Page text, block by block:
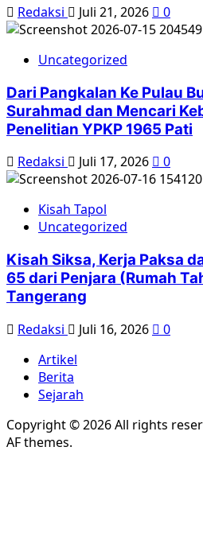
Redaksi Juli 21, 2026 0
Uncategorized
Dari Pangkalan Ke Pulau
Surahmad dan Mencari
Penelitian YPKP 1965 Pati
Redaksi Juli 17, 2026 0
Kisah Tapol
Uncategorized
Kisah Siksa, Kerja Paksa
65 dari Penjara (Rumah
Tangerang
Redaksi Juli 16, 2026
0
Artikel
Berita
Sejarah
Copyright © 2026 All rights
AF themes.